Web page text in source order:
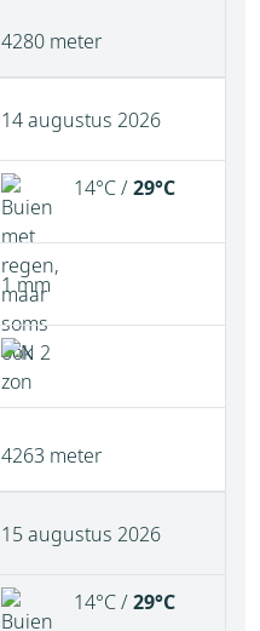
4280 meter
14 augustus 2026
14°C /29°C
1 mm
4263 meter
15 augustus 2026
14°C /29°C